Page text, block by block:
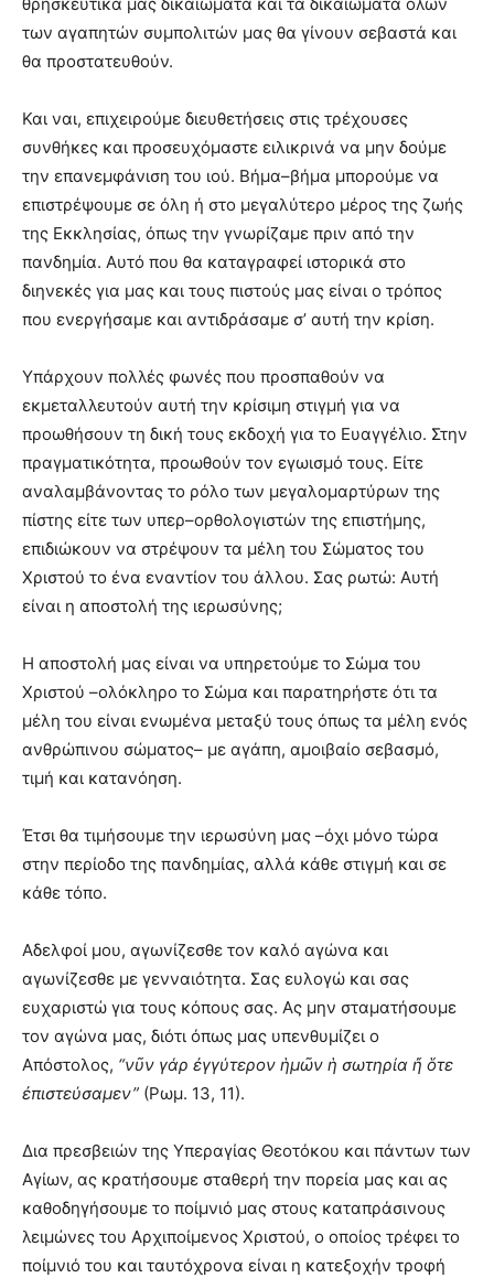
των αγαπητών συμπολιτών μας θα γίνουν σεβαστά και
θα προστατευθούν.
Και ναι, επιχειρούμε διευθετήσεις στις τρέχουσες
συνθήκες και προσευχόμαστε ειλικρινά να μην δούμε
την επανεμφάνιση του ιού. Βήμα–βήμα μπορούμε να
επιστρέψουμε σε όλη ή στο μεγαλύτερο μέρος της ζωής
της Εκκλησίας, όπως την γνωρίζαμε πριν από την
πανδημία. Αυτό που θα καταγραφεί ιστορικά στο
διηνεκές για μας και τους πιστούς μας είναι ο τρόπος
που ενεργήσαμε και αντιδράσαμε σ’ αυτή την κρίση.
Υπάρχουν πολλές φωνές που προσπαθούν να
εκμεταλλευτούν αυτή την κρίσιμη στιγμή για να
προωθήσουν τη δική τους εκδοχή για το Ευαγγέλιο. Στην
πραγματικότητα, προωθούν τον εγωισμό τους. Είτε
αναλαμβάνοντας το ρόλο των μεγαλομαρτύρων της
πίστης είτε των υπερ–ορθολογιστών της επιστήμης,
επιδιώκουν να στρέψουν τα μέλη του Σώματος του
Χριστού το ένα εναντίον του άλλου. Σας ρωτώ: Αυτή
είναι η αποστολή της ιερωσύνης;
Η αποστολή μας είναι να υπηρετούμε το Σώμα του
Χριστού –ολόκληρο το Σώμα και παρατηρήστε ότι τα
μέλη του είναι ενωμένα μεταξύ τους όπως τα μέλη ενός
ανθρώπινου σώματος– με αγάπη, αμοιβαίο σεβασμό,
τιμή και κατανόηση.
Έτσι θα τιμήσουμε την ιερωσύνη μας –όχι μόνο τώρα
στην περίοδο της πανδημίας, αλλά κάθε στιγμή και σε
κάθε τόπο.
Αδελφοί μου, αγωνίζεσθε τον καλό αγώνα και
αγωνίζεσθε με γενναιότητα. Σας ευλογώ και σας
ευχαριστώ για τους κόπους σας. Ας μην σταματήσουμε
τον αγώνα μας, διότι όπως μας υπενθυμίζει ο
Απόστολος, “νῦν γάρ ἐγγύτερον ἡμῶν ἡ σωτηρία ἤ ὅτε
ἐπιστεύσαμεν” (Ρωμ. 13, 11).
Δια πρεσβειών της Υπεραγίας Θεοτόκου και πάντων των
Αγίων, ας κρατήσουμε σταθερή την πορεία μας και ας
καθοδηγήσουμε το ποίμνιό μας στους καταπράσινους
λειμώνες του Αρχιποίμενος Χριστού, ο οποίος τρέφει το
ποίμνιό του και ταυτόχρονα είναι η κατεξοχήν τροφή